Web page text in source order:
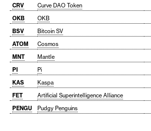
CRV
Curve DAO Token
OKB
OKB
BSV
Bitcoin SV
ATOM
Cosmos
MNT
Mantle
PI
Pi
KAS
Kaspa
FET
Artificial Superintelligence Alliance
PENGU
Pudgy Penguins